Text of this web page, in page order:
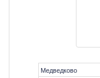
Медведково